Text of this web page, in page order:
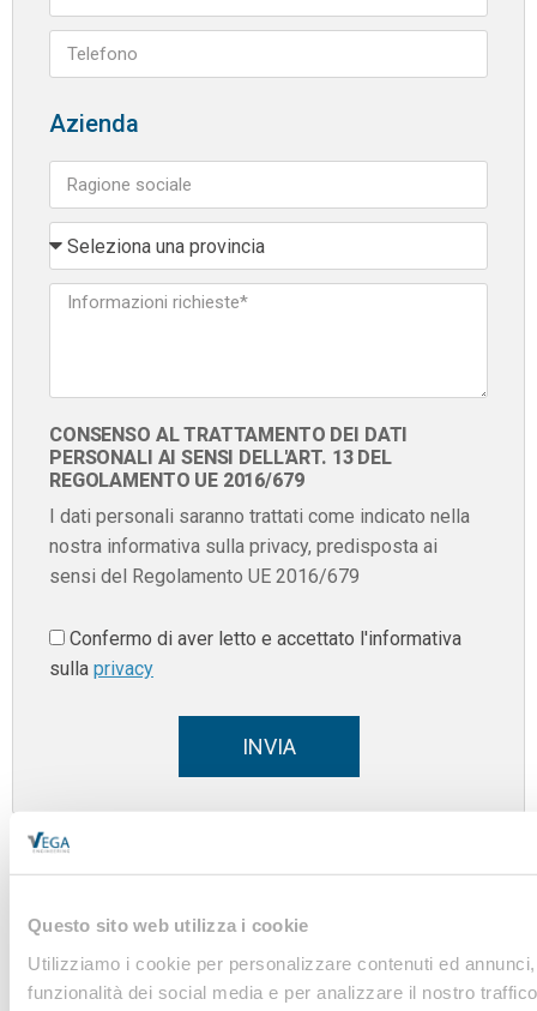
Questo sito web utilizza i cookie
Utilizziamo i cookie per personalizzare contenuti ed
funzionalità dei social media e per analizzare il nostro
Azienda
CONSENSO AL TRATTAMENTO DEI DATI
PERSONALI AI SENSI DELL'ART. 13 DEL
REGOLAMENTO UE 2016/679
I dati personali saranno trattati come indicato nella
nostra informativa sulla privacy, predisposta ai
sensi del Regolamento UE 2016/679
Confermo di aver letto e accettato l'informativa
sulla privacy
INVIA
sicurezza sul lavoro e